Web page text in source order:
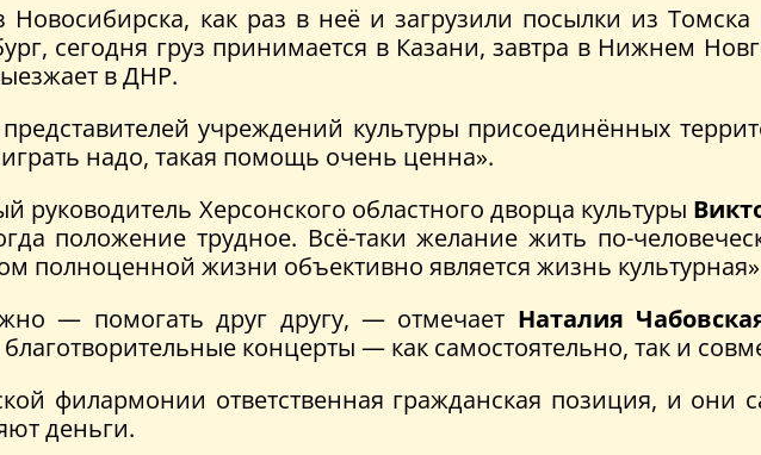
Новосибирска, как раз в неё и загрузили посылки из
сегодня груз принимается в Казани, завтра в Нижнем
в ДНР.
учреждений культуры присоединённых
надо, такая помощь очень ценна».
руководитель Херсонского областного дворца культуры
положение трудное. Всё-таки желание жить по-
полноценной жизни объективно является жизнь
— помогать друг другу, — отмечает Наталия
концерты — как самостоятельно, так и
филармонии ответственная гражданская позиция, и они
деньги.